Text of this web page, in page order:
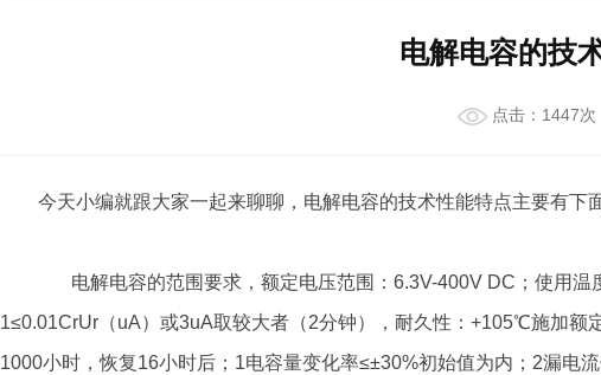
电解电容的技
点击：1447次
今天小编就跟大家一起来聊聊，电解电容的技术性能特点主要有下
电解电容的范围要求，额定电压范围：6.3V-400V DC；使用
1≤0.01CrUr（uA）或3uA取较大者（2分钟），耐久性：+105℃施加
1000小时，恢复16小时后；1电容量变化率≤±30%初始值为内；2漏电